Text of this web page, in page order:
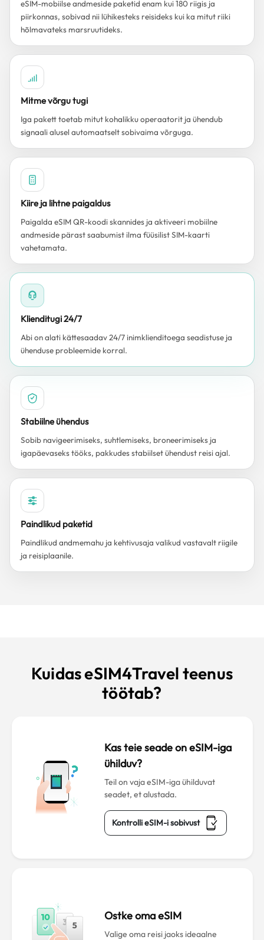
eSIM-mobiilse andmeside paketid enam kui 180 riigis ja
piirkonnas, sobivad nii lühikesteks reisideks kui ka mitut riiki
hõlmavateks marsruutideks.
Mitme võrgu tugi
Iga pakett toetab mitut kohalikku operaatorit ja ühendub
signaali alusel automaatselt sobivaima võrguga.
Kiire ja lihtne paigaldus
Paigalda eSIM QR-koodi skannides ja aktiveeri mobiilne
andmeside pärast saabumist ilma füüsilist SIM-kaarti
vahetamata.
Klienditugi 24/7
Abi on alati kättesaadav 24/7 inimklienditoega seadistuse ja
ühenduse probleemide korral.
Stabiilne ühendus
Sobib navigeerimiseks, suhtlemiseks, broneerimiseks ja
igapäevaseks tööks, pakkudes stabiilset ühendust reisi ajal.
Paindlikud paketid
Paindlikud andmemahu ja kehtivusaja valikud vastavalt riigile
ja reisiplaanile.
Kuidas eSIM4Travel teenus
töötab?
Kas teie seade on eSIM-iga
ühilduv?
Teil on vaja eSIM-iga ühilduvat
seadet, et alustada.
Kontrolli eSIM-i sobivust
Ostke oma eSIM
Valige oma reisi jaoks ideaalne